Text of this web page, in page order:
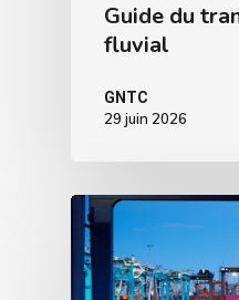
Guide du
fluvial
GNTC
29 juin 2026